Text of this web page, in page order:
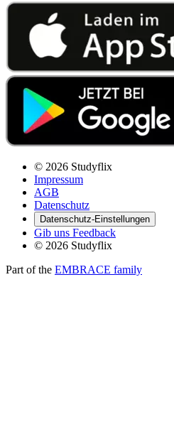
© 2026 Studyflix
Impressum
AGB
Datenschutz
Datenschutz-Einstellungen
Gib uns Feedback
© 2026 Studyflix
Part of the EMBRACE family